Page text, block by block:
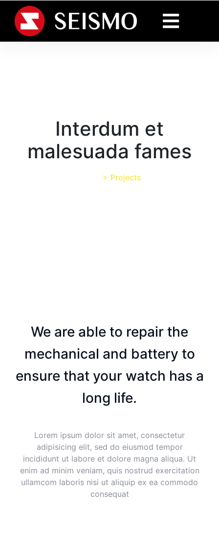
Interdum et
malesuada fames
> Projects
We are able to repair the
mechanical and battery to
ensure that your watch has a
long life.
Lorem ipsum dolor sit amet, consectetur
adipisicing elit, sed do eiusmod tempor
incididunt ut labore et dolore magna aliqua. Ut
enim ad minim veniam, quis nostrud exercitation
ullamcom laboris nisi ut aliquip ex ea commodo
consequat